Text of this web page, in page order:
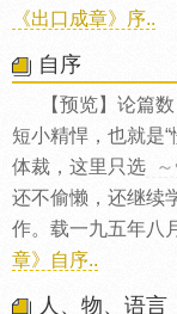
《出口成章》序..
自序
【预览】论篇
短小精悍，也就是
体裁，这里只选
还不偷懒，还继续
作。载一九五年八
章》自序..
人、物、语言